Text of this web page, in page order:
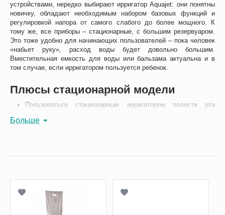
устройствами, нередко выбирают ирригатор Aquajet: они понятны
новичку, обладают необходимым набором базовых функций и
регулировкой напора от самого слабого до более мощного. К
тому же, все приборы – стационарные, с большим резервуаром.
Это тоже удобно для начинающих пользователей – пока человек
«набьет руку», расход воды будет довольно большим.
Вместительная емкость для воды или бальзама актуальна и в
том случае, если ирригатором пользуется ребенок.
Плюсы стационарной модели
Пользоваться стационарным ирригатором полости рта
насадок, маркированных цветными кольцами, и каждый член
батареек, а значит, он не разрядится в самый неподходящий
момент.
Мощность стационарного прибора больше, чем у
«дорожного». Это тоже связано с работой от сети –
Больше